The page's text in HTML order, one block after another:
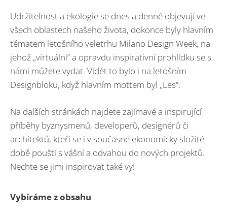
Udržitelnost a ekologie se dnes a denně objevují ve
všech oblastech našeho života, dokonce byly hlavním
tématem letošního veletrhu Milano Design Week, na
jehož „virtuální“ a opravdu inspirativní prohlídku se s
námi můžete vydat. Vidět to bylo i na letošním
Designbloku, když hlavním mottem byl „Les“.
Na dalších stránkách najdete zajímavé a inspirující
příběhy byznysmenů, developerů, designérů či
architektů, kteří se i v současné ekonomicky složité
době pouští s vášní a odvahou do nových projektů.
Nechte se jimi inspirovat také vy!
Vybíráme z obsahu